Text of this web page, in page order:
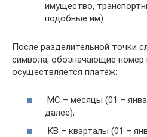
имущество,
подобные им).
После разделительной точки
символа, обозначающие номер
осуществляется платёж:
МС – месяцы (01 –
далее);
КВ – кварталы (01 –